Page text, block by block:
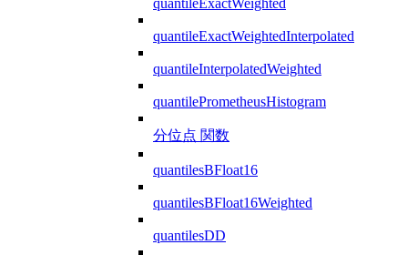
quantileExactWeightedInterpolated
quantileInterpolatedWeighted
quantilePrometheusHistogram
分位点 関数
quantilesBFloat16
quantilesBFloat16Weighted
quantilesDD